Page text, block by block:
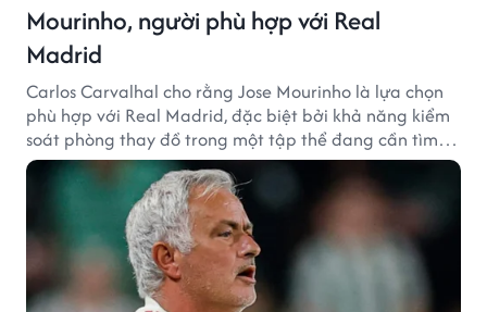
Mourinho, người phù hợp với Real
Madrid
Carlos Carvalhal cho rằng Jose Mourinho là lựa chọn
phù hợp với Real Madrid, đặc biệt bởi khả năng kiểm
soát phòng thay đồ trong một tập thể đang cần tìm
lại sự ổn định.